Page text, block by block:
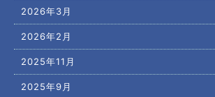
2026年3月
2026年2月
2025年11月
2025年9月